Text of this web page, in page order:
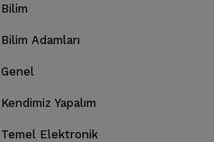
Bilim
Bilim Adamları
Genel
Kendimiz Yapalım
Temel Elektronik